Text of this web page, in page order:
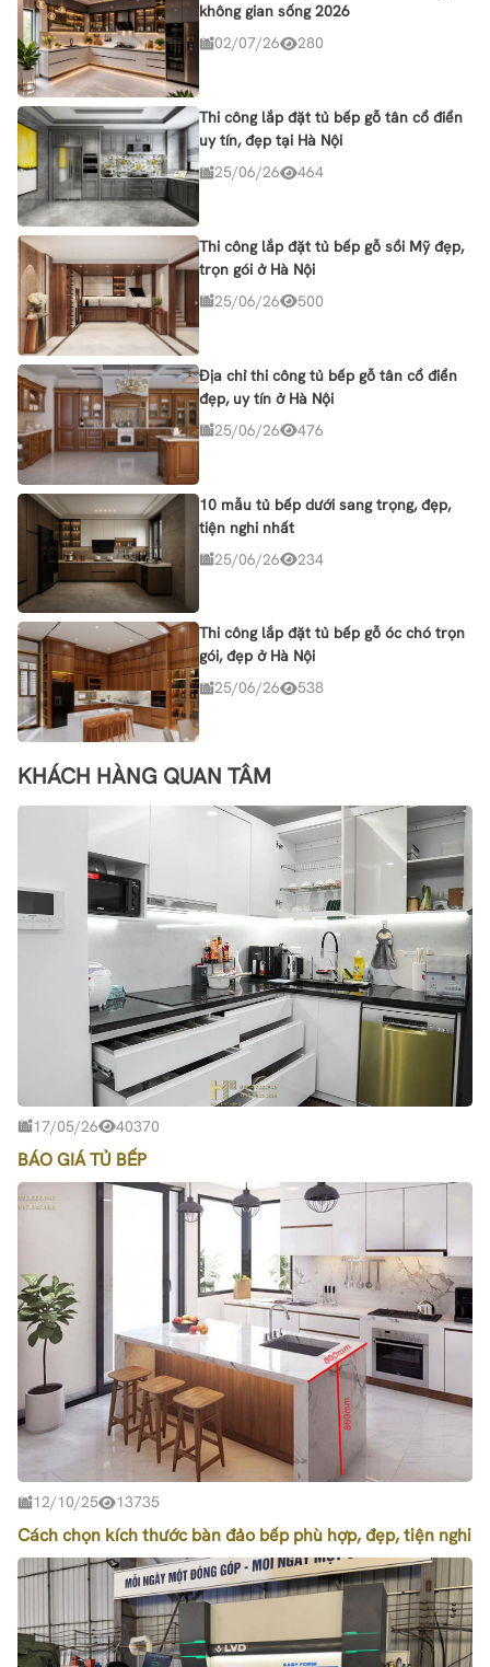
không gian sống 2026
02/07/26
280
Thi công lắp đặt tủ bếp gỗ tân cổ điển
uy tín, đẹp tại Hà Nội
25/06/26
464
Thi công lắp đặt tủ bếp gỗ sồi Mỹ đẹp,
trọn gói ở Hà Nội
25/06/26
500
Địa chỉ thi công tủ bếp gỗ tân cổ điển
đẹp, uy tín ở Hà Nội
25/06/26
476
10 mẫu tủ bếp dưới sang trọng, đẹp,
tiện nghi nhất
25/06/26
234
Thi công lắp đặt tủ bếp gỗ óc chó trọn
gói, đẹp ở Hà Nội
25/06/26
538
KHÁCH HÀNG QUAN TÂM
17/05/26 40370
BÁO GIÁ TỦ BẾP
12/10/25 13735
Cách chọn kích thước bàn đảo bếp phù hợp, đẹp, tiện nghi